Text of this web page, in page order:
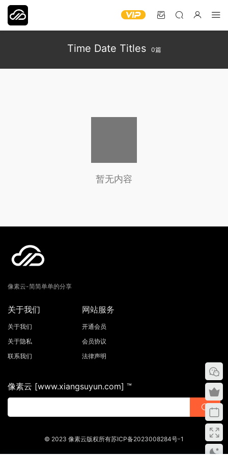
Time Date Titles 0篇
暂无内容
像素云-简简单单的分享
关于我们
关于我们
关于隐私
联系我们
网站服务
开通会员
会员协议
法律声明
像素云 [www.xiangsuyun.com] ™
© 2023 像素云版权所有苏ICP备2023008284号-1